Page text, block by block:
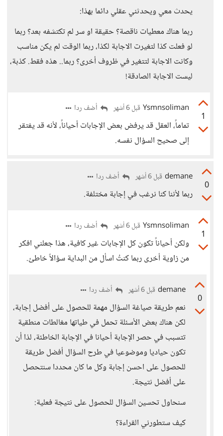
يحدث معي ويحدثني عقلي دائما بهذا:
ربما هناك معطيات ناقصة؟ حقيقة او سر لم تكتشفه بعد؟ ربما
لو فعلت كذا لتغيرت الاجابة لكذا، ربما الوقت لم يكن مناسب
وكانت الاجابة لتتغير في ظروف أخرى؟ ربما.. هذه فقط. كذبة،
ليست الاجابة الصادقة!
1
Ysmnsoliman قبل 6 أشهر أضف ردا
تماماً، العقل قد يرفض بعض الإجابات أحياناً، لأنه قد يفتقر
إلى صحيح السؤال نفسه.
0
demane قبل 6 أشهر أضف ردا
ربما لأننا كنا نرغب في إجابة مختلفة.
1
Ysmnsoliman قبل 6 أشهر أضف ردا
ولكن أحياناً تكون كل الإجابات غير كافية، هذا جعلني افكر
من زاوية أخرى ربما كنتُ اسأل من البداية سؤالاً خاطئ.
0
demane قبل 6 أشهر أضف ردا
نعم طريقة صياغة السؤال مهمة للحصول على أفضل إجابة،
لكن هناك بعض الأسئلة تحمل في طياتها مغالطات منطقية
تتسبب في حصر الإجابة أحيانا في الإجابة الخاطئة، لذا أن
تكون حياديا وموضوعيا في طرح السؤال أفضل طريقة
للحصول على احسن إجابة وكل ما كان محددا سنتحصل
على أفضل نتيجة.
سنحاول تحسين السؤال للحصول على نتيجة فعلية:
كيف ستطورني القراءة؟